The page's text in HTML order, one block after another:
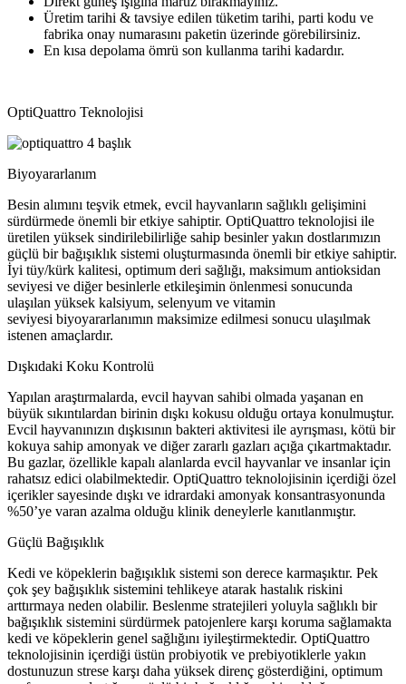
Üretim tarihi & tavsiye edilen tüketim tarihi, parti kodu ve
fabrika onay numarasını paketin üzerinde görebilirsiniz.
En kısa depolama ömrü son kullanma tarihi kadardır.
OptiQuattro Teknolojisi
Biyoyararlanım
Besin alımını teşvik etmek, evcil hayvanların sağlıklı gelişimini
sürdürmede önemli bir etkiye sahiptir. OptiQuattro teknolojisi ile
üretilen yüksek sindirilebilirliğe sahip besinler yakın dostlarımızın
güçlü bir bağışıklık sistemi oluşturmasında önemli bir etkiye sahiptir.
İyi tüy/kürk kalitesi, optimum deri sağlığı, maksimum antioksidan
seviyesi ve diğer besinlerle etkileşimin önlenmesi sonucunda
ulaşılan yüksek kalsiyum, selenyum ve vitamin
seviyesi biyoyararlanımın maksimize edilmesi sonucu ulaşılmak
istenen amaçlardır.
Dışkıdaki Koku Kontrolü
Yapılan araştırmalarda, evcil hayvan sahibi olmada yaşanan en
büyük sıkıntılardan birinin dışkı kokusu olduğu ortaya konulmuştur.
Evcil hayvanınızın dışkısının bakteri aktivitesi ile ayrışması, kötü bir
kokuya sahip amonyak ve diğer zararlı gazları açığa çıkartmaktadır.
Bu gazlar, özellikle kapalı alanlarda evcil hayvanlar ve insanlar için
rahatsız edici olabilmektedir. OptiQuattro teknolojisinin içerdiği özel
içerikler sayesinde dışkı ve idrardaki amonyak konsantrasyonunda
%50’ye varan azalma olduğu klinik deneylerle kanıtlanmıştır.
Güçlü Bağışıklık
Kedi ve köpeklerin bağışıklık sistemi son derece karmaşıktır. Pek
çok şey bağışıklık sistemini tehlikeye atarak hastalık riskini
arttırmaya neden olabilir. Beslenme stratejileri yoluyla sağlıklı bir
bağışıklık sistemini sürdürmek patojenlere karşı koruma sağlamakta
kedi ve köpeklerin genel sağlığını iyileştirmektedir. OptiQuattro
teknolojisinin içerdiği üstün probiyotik ve prebiyotiklerle yakın
dostunuzun strese karşı daha yüksek direnç gösterdiğini, optimum